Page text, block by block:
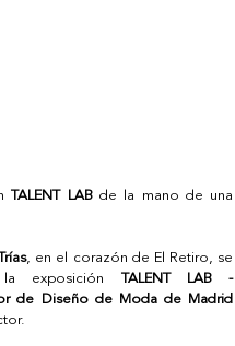
TALENT LAB de la mano de una
, en el corazón de El Retiro, se
exposición
TALENT LAB -
de Diseño de Moda de Madrid